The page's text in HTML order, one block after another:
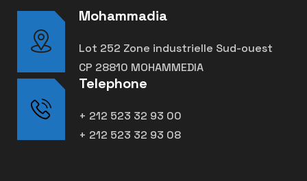
Mohammadia
Lot 252 Zone industrielle Sud-ouest
CP 28810 MOHAMMEDIA
Telephone
+ 212 523 32 93 00
+ 212 523 32 93 08